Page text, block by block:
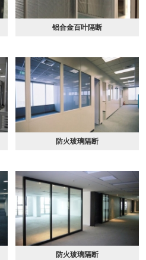
铝合金百叶隔断
防火玻璃隔断
防火玻璃隔断